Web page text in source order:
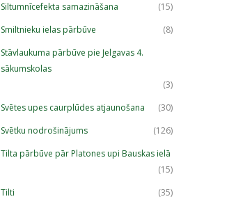
Siltumnīcefekta samazināšana
(15)
Smiltnieku ielas pārbūve
(8)
Stāvlaukuma pārbūve pie Jelgavas 4.
sākumskolas
(3)
Svētes upes caurplūdes atjaunošana
(30)
Svētku nodrošinājums
(126)
Tilta pārbūve pār Platones upi Bauskas ielā
(15)
Tilti
(35)